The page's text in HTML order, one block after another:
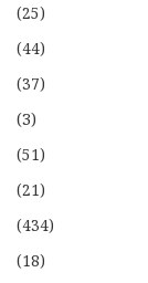
(25)
(44)
(37)
(3)
(51)
(21)
(434)
(18)